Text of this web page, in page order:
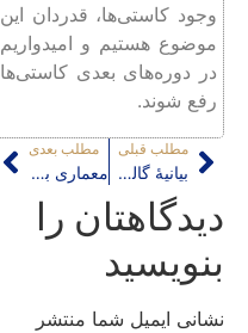
وجود کاستی‌ها، قدردان این
موضوع هستیم و امیدواریم
در دوره‌های بعدی کاستی‌ها
رفع شوند.
مطلب قبلی
بیانیۀ گالری نظرگاه برای نشست «معیار بافت فرسوده ، از واقعیت تا خیال»
مطلب بعدی
معماری بومی و حسن فتحی
دیدگاهتان را
بنویسید
نشانی ایمیل شما منتشر